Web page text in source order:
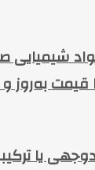
قیمت به‌روز
یا